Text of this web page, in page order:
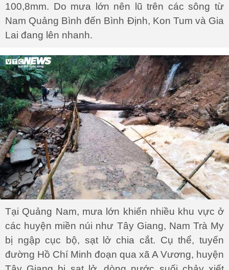
100,8mm. Do mưa lớn nên lũ trên các sông từ
Nam Quảng Bình đến Bình Định, Kon Tum và Gia
Lai đang lên nhanh.
Tại Quảng Nam, mưa lớn khiến nhiều khu vực ở
các huyện miền núi như Tây Giang, Nam Trà My
bị ngập cục bộ, sạt lở chia cắt. Cụ thể, tuyến
đường Hồ Chí Minh đoạn qua xã A Vương, huyện